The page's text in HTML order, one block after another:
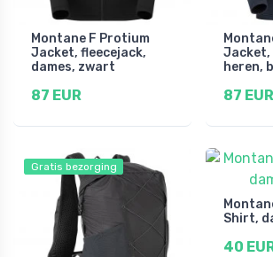
Montane F Protium
Jacket, fleecejack,
dames, zwart
87 EUR
Jacket,
heren,
87 EUR
Gratis bezorging
Shirt,
40